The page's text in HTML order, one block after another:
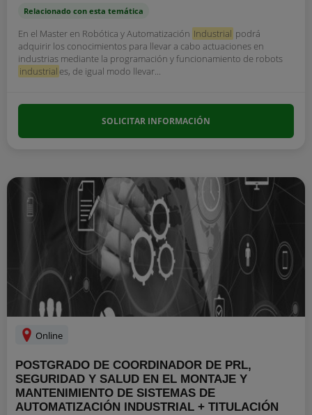
Relacionado con esta temática
En el Master en Robótica y Automatización Industrial podrá
adquirir los conocimientos para llevar a cabo actuaciones en
industrias mediante la programación y funcionamiento de robots
industrial es, de igual modo llevar...
SOLICITAR INFORMACIÓN
Online
POSTGRADO DE COORDINADOR DE PRL,
SEGURIDAD Y SALUD EN EL MONTAJE Y
MANTENIMIENTO DE SISTEMAS DE
AUTOMATIZACIÓN INDUSTRIAL + TITULACIÓN